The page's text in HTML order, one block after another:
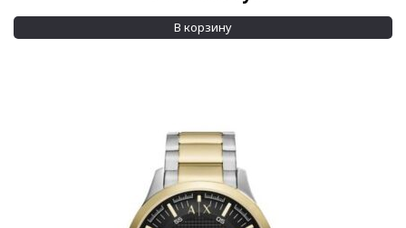
В корзину